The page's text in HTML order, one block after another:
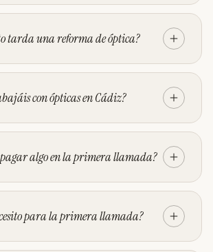
tarda una reforma de óptica?
con ópticas en Cádiz?
pagar algo en la primera llamada?
para la primera llamada?